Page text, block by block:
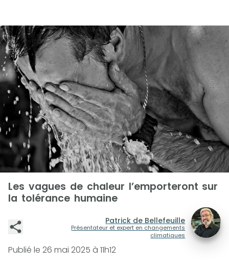
Les vagues de chaleur l’emporteront sur
la tolérance humaine
Patrick de Bellefeuille
Présentateur et expert en changements
climatiques
Publié le 26 mai 2025 à 11h12